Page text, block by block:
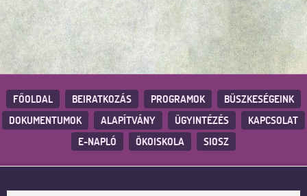
FŐOLDAL BEIRATKOZÁS PROGRAMOK
BÜSZKESÉGEINK
DOKUMENTUMOK
ALAPÍTVÁNY ÜGYINTÉZÉS
KAPCSOLAT
E-NAPLÓ
ÖKOISKOLA SIOSZ